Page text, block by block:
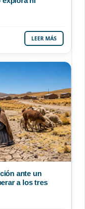
LEER MÁS
ante un
a los tres